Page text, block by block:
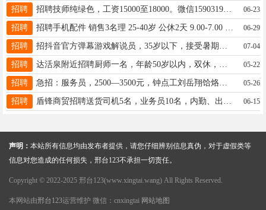
招聘 招聘技师纯绿色，工资15000至18000。微信15903193663 06-23
招聘 06-29
招聘 07-04
招聘 05-22
招聘 急招：服务员，2500—3500元，钟点工刘岳翔饸烙面，有餐饮经验者优先，地址后炉子街15933096887 05-26
招聘 06-15
声明： 本站所有信息均由发布者提供，请您仔细辨别信息真伪，对于虚假类等
信息对您造成的任何损失，邢台123不承担一切责任。
Copyright © 2022-2025 邢台123(www.xingtai.wang) All Rights Reserved.
本网站由邢台123运营维护 微信：cnxingtai 网站地图